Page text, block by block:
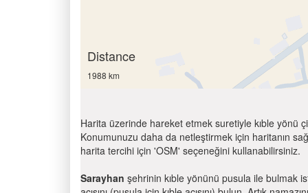
Distance
1988 km
Harita üzerinde hareket etmek suretiyle kıble yönü
Konumunuzu daha da netleştirmek için haritanın
harita tercihi için 'OSM' seçeneğini kullanabilirsiniz.
Sarayhan şehrinin kıble yönünü pusula ile bulmak